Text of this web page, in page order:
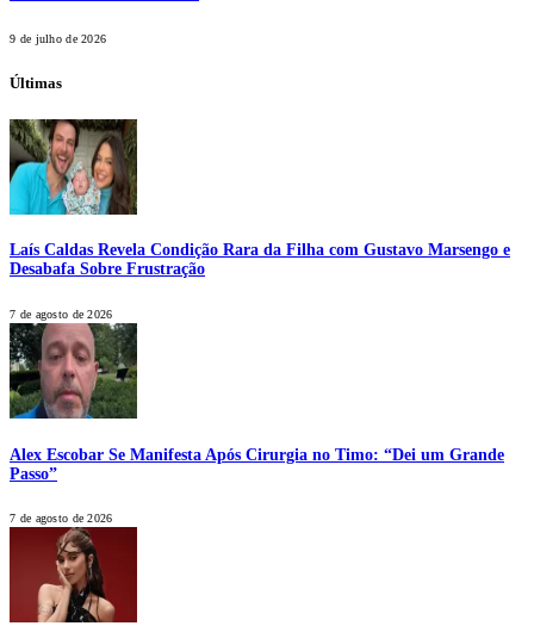
9 de julho de 2026
Últimas
Laís Caldas Revela Condição Rara da Filha com Gustavo Marsengo e
Desabafa Sobre Frustração
7 de agosto de 2026
Alex Escobar Se Manifesta Após Cirurgia no Timo: “Dei um Grande
Passo”
7 de agosto de 2026